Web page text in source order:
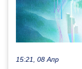
15:21, 08 Апр